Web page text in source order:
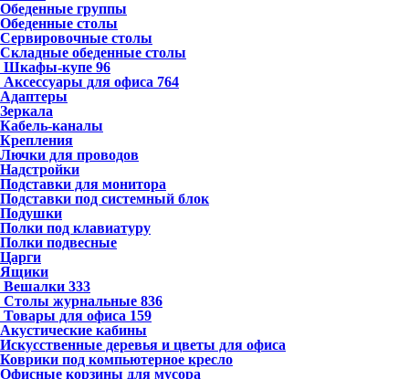
Обеденные группы
Обеденные столы
Сервировочные столы
Складные обеденные столы
Шкафы-купе 96
Аксессуары для офиса 764
Адаптеры
Зеркала
Кабель-каналы
Крепления
Лючки для проводов
Надстройки
Подставки для монитора
Подставки под системный блок
Подушки
Полки под клавиатуру
Полки подвесные
Царги
Ящики
Вешалки 333
Столы журнальные 836
Товары для офиса 159
Акустические кабины
Искусственные деревья и цветы для офиса
Коврики под компьютерное кресло
Офисные корзины для мусора